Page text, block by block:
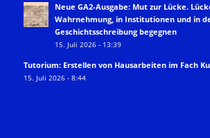
Neue GA2-Ausgabe: Mut zur Lücke.
Wahrnehmung, in Institutionen und in
Geschichtsschreibung begegnen
15. Juli 2026 - 13:39
Tutorium: Erstellen von Hausarbeiten im Fach
15. Juli 2026 - 8:44